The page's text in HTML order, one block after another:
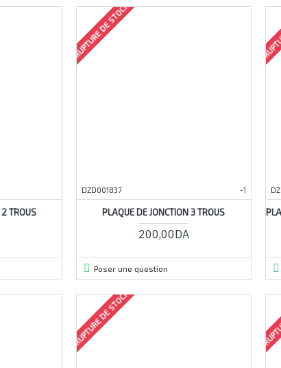
2 TROUS
RUPTURE DE STOCK
DZD001837 -1
PLAQUE DE JONCTION 3 TROUS
200,00DA
Poser une question
RUPTURE DE STOCK